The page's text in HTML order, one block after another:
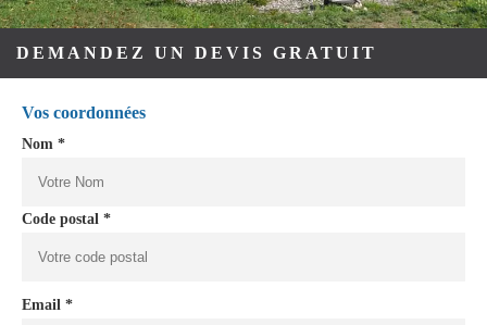
DEMANDEZ UN DEVIS GRATUIT
Vos coordonnées
Nom *
Code postal *
Email *